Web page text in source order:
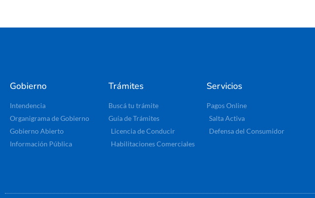
Gobierno
Intendencia
Organigrama de Gobierno
Gobierno Abierto
Información Pública
Trámites
Buscá tu trámite
Guía de Trámites
Licencia de Conducir
Habilitaciones Comerciales
Servicios
Pagos Online
Salta Activa
Defensa del Consumidor